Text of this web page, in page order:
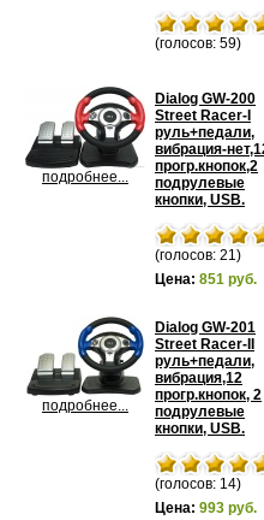
(голосов: 59)
подробнее...
Dialog GW-200
Street Racer-I
руль+педали,
вибрация-
прогр.кнопок,2
подрулевые
кнопки, USB.
(голосов: 21)
Цена: 851 руб.
подробнее...
Dialog GW-201
Street Racer-II
руль+педали,
вибрация,12
прогр.кнопок, 2
подрулевые
кнопки, USB.
(голосов: 14)
Цена: 993 руб.